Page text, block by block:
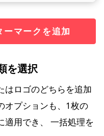
マークを追加
を選択
はロゴのどちらを追加
オプションも、1枚の
適用でき、 一括処理を